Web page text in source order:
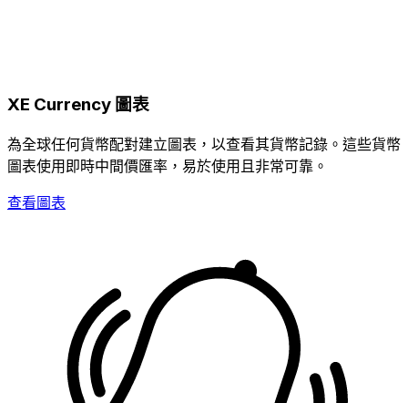
XE Currency 圖表
為全球任何貨幣配對建立圖表，以查看其貨幣記錄。這些貨幣
圖表使用即時中間價匯率，易於使用且非常可靠。
查看圖表